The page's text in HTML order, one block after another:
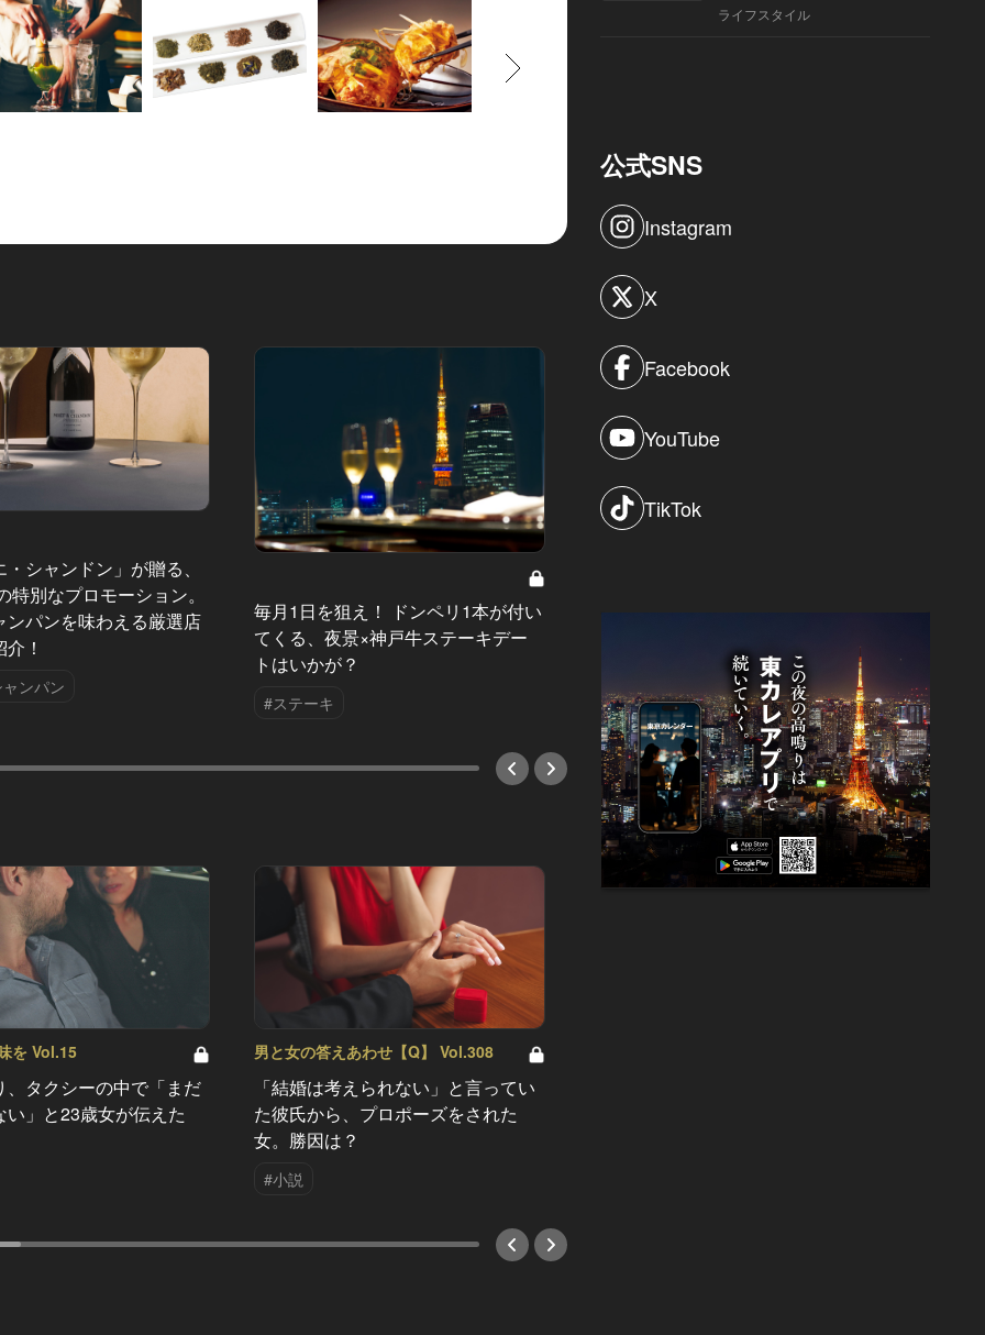
シャンドン」が贈る、
特別なプロモーション。
ンパンを味わえる厳選店
！
ンパン
毎月1日を狙え！ ドンペリ1本が付い
てくる、夜景×神戸牛ステーキデー
トはいかが？
#ステーキ
ワインの新たな魅力と出合える！大
#BAR
を Vol.15
、タクシーの中で「まだ
い」と23歳女が伝えた
男と女の答えあわせ【Q】 Vol.308
「結婚は考えられない」と言ってい
た彼氏から、プロポーズをされた
女。勝因は？
#小説
ライフスタイル
公式SNS
Instagram
X
Facebook
YouTube
TikTok